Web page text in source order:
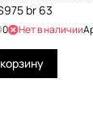
br 63
0 Нет в наличии